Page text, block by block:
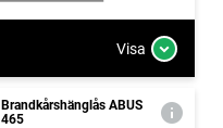
Visa
Brandkårshänglås ABUS
465